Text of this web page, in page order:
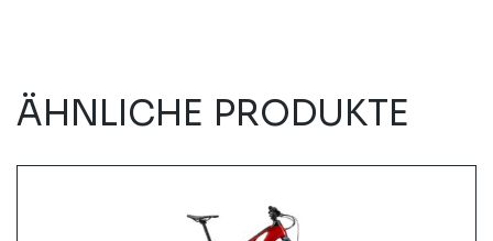
ÄHNLICHE PRODUKTE